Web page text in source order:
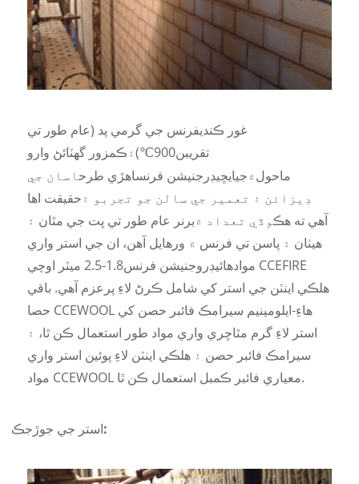
غور ڪنديفرنس جي گرمي پد (عام طور تي
تقريبن900
℃
)۽ڪمزور گهٽائڻ وارو
ماحول۾جيايڇيڊرجنيشن فرنساهڙي طرحاسان جي
ڊيزائن ۽ تعمير جي سالن جو تجربو ۽حقيقت اها
آهي ته هڪوڏي تعداد ۾برنر عام طور تي ڀت جي مٿان ۽
هيٺان ۽ پاسن تي فرنس ۾ ورهايل آهن، ان جي استر واري
موادهائيڊروجنيشن فرنس
1.8-2.5 ميٽر اوچي CCEFIRE
هلڪي اينٽن جي استر کي شامل ڪرڻ لاءِ پرعزم آهي. باقي
حصا CCEWOOL هاءِ-ايلومينيم سيرامڪ فائبر حصن کي
استر لاءِ گرم مٿاڇري واري مواد طور استعمال ڪن ٿا، ۽
سيرامڪ فائبر حصن ۽ هلڪي اينٽن لاءِ پوئين استر واري
مواد CCEWOOL معياري فائبر ڪمبل استعمال ڪن ٿا.
استر جي جوڙجڪ: